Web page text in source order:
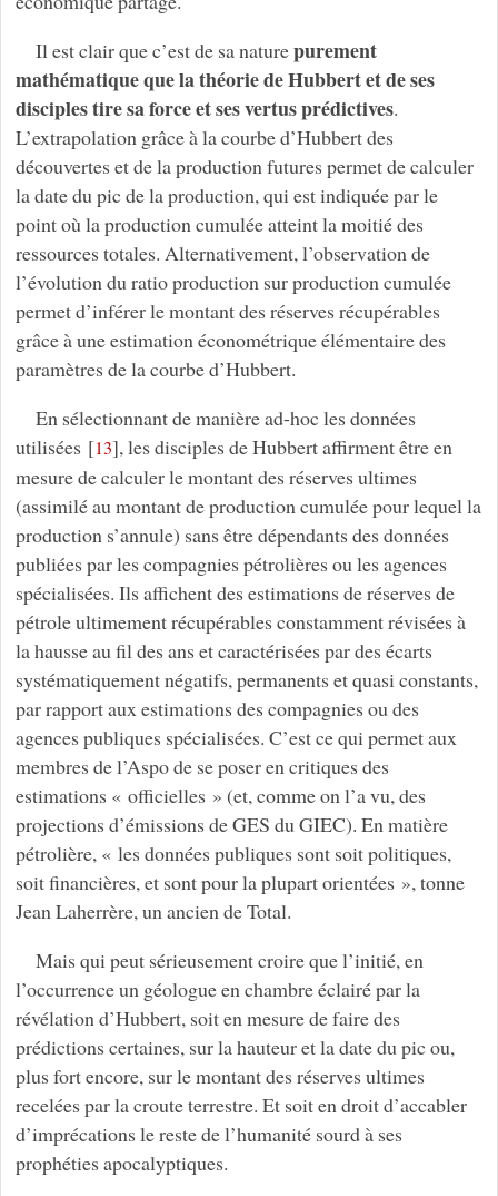
Il est clair que c’est de sa naturepurement
mathématique que la théorie de Hubbert et de ses
disciples tire sa force et ses vertus prédictives.
L’extrapolation grâce à la courbe d’Hubbert des
découvertes et de la production futures permet de calculer
la date du pic de la production, qui est indiquée par le
point où la production cumulée atteint la moitié des
ressources totales. Alternativement, l’observation de
l’évolution du ratio production sur production cumulée
permet d’inférer le montant des réserves récupérables
grâce à une estimation économétrique élémentaire des
paramètres de la courbe d’Hubbert.
En sélectionnant de manière ad-hoc les données
utilisées [13], les disciples de Hubbert affirment être en
mesure de calculer le montant des réserves ultimes
(assimilé au montant de production cumulée pour lequel la
production s’annule) sans être dépendants des données
publiées par les compagnies pétrolières ou les agences
spécialisées. Ils affichent des estimations de réserves de
pétrole ultimement récupérables constamment révisées à
la hausse au fil des ans et caractérisées par des écarts
systématiquement négatifs, permanents et quasi constants,
par rapport aux estimations des compagnies ou des
agences publiques spécialisées. C’est ce qui permet aux
membres de l’Aspo de se poser en critiques des
estimations « officielles » (et, comme on l’a vu, des
projections d’émissions de GES du GIEC). En matière
pétrolière, « les données publiques sont soit politiques,
soit financières, et sont pour la plupart orientées », tonne
Jean Laherrère, un ancien de Total.
Mais qui peut sérieusement croire que l’initié, en
l’occurrence un géologue en chambre éclairé par la
révélation d’Hubbert, soit en mesure de faire des
prédictions certaines, sur la hauteur et la date du pic ou,
plus fort encore, sur le montant des réserves ultimes
recelées par la croute terrestre. Et soit en droit d’accabler
d’imprécations le reste de l’humanité sourd à ses
prophéties apocalyptiques.